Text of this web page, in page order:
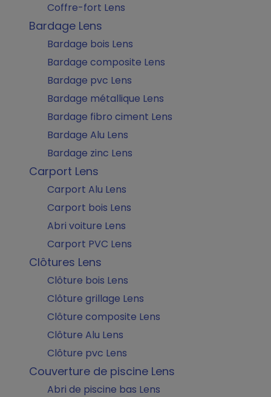
Coffre-fort Lens
Bardage Lens
Bardage bois Lens
Bardage composite Lens
Bardage pvc Lens
Bardage métallique Lens
Bardage fibro ciment Lens
Bardage Alu Lens
Bardage zinc Lens
Carport Lens
Carport Alu Lens
Carport bois Lens
Abri voiture Lens
Carport PVC Lens
Clôtures Lens
Clôture bois Lens
Clôture grillage Lens
Clôture composite Lens
Clôture Alu Lens
Clôture pvc Lens
Couverture de piscine Lens
Abri de piscine bas Lens